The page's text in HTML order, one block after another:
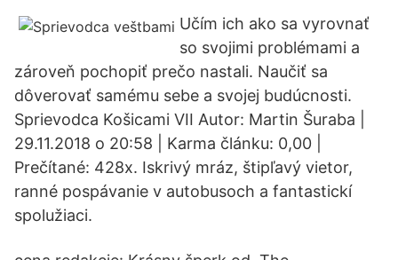
Učím ich ako sa vyrovnať
so svojimi problémami a
zároveň pochopiť prečo nastali. Naučiť sa
dôverovať samému sebe a svojej budúcnosti.
Sprievodca Košicami VII Autor: Martin Šuraba |
29.11.2018 o 20:58 | Karma článku: 0,00 |
Prečítané: 428x. Iskrivý mráz, štipľavý vietor,
ranné pospávanie v autobusoch a fantastickí
spolužiaci.